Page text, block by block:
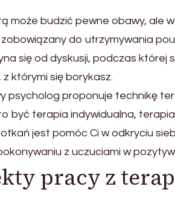
może budzić pewne obawy, ale
do utrzymywania
się od dyskusji, podczas której
którymi się borykasz.
psycholog proponuje technikę
być terapia indywidualna,
jest pomóc Ci w odkryciu
z uczuciami w
pracy z